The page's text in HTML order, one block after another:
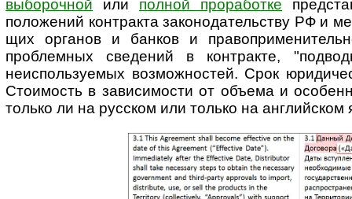
выборочной или полной проработке
положений контракта зако­но­да­тель­ству РФ и
щих органов и банков и
проблемных сведений в контракте,
неиспользуемых возможностей. Срок
Стоимость в зависимости от объема и
только ли на русском или только на английском